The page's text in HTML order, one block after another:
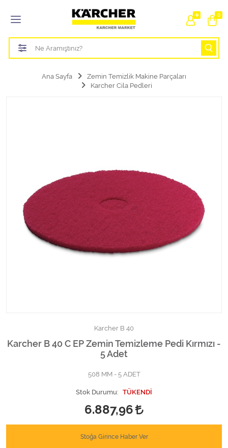
0
Tüm Kategoriler
Bahçe Sulama Ürünleri
Buharlı Temizlik Aparatları
Halı Yıkama Makine Parçaları
Zemin Temizlik Makine Parçaları
Kimyasallar Deterjanlar
Ana Sayfa
Zemin Temizlik Makine Parçaları
Karcher Cila Pedleri
Karcher B 40
Karcher B 40 C EP Zemin Temizleme Pedi Kırmızı -
5 Adet
508 MM - 5 ADET
Stok Durumu: TÜKENDİ
6.887,96
Stoğa Girince Haber Ver